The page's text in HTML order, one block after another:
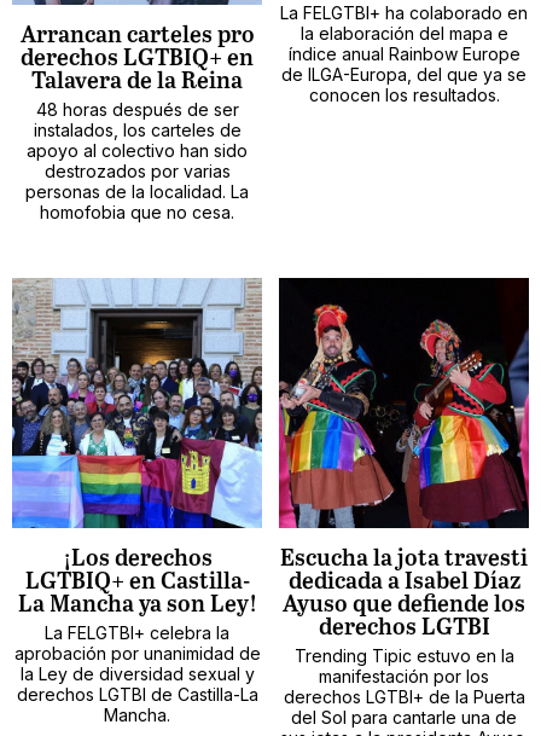
Arrancan carteles pro
derechos LGTBIQ+ en
Talavera de la Reina
48 horas después de ser
instalados, los carteles de
apoyo al colectivo han sido
destrozados por varias
personas de la localidad. La
homofobia que no cesa.
La FELGTBI+ ha colaborado en
la elaboración del mapa e
índice anual Rainbow Europe
de ILGA-Europa, del que ya se
conocen los resultados.
¡Los derechos
LGTBIQ+ en Castilla-
La Mancha ya son Ley!
La FELGTBI+ celebra la
aprobación por unanimidad de
la Ley de diversidad sexual y
derechos LGTBI de Castilla-La
Mancha.
Escucha la jota travesti
dedicada a Isabel Díaz
Ayuso que defiende los
derechos LGTBI
Trending Tipic estuvo en la
manifestación por los
derechos LGTBI+ de la Puerta
del Sol para cantarle una de